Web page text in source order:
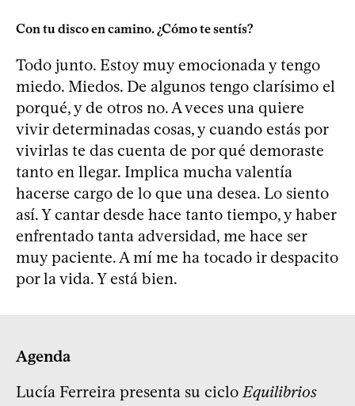
Con tu disco en camino. ¿Cómo te sentís?
Todo junto. Estoy muy emocionada y tengo
miedo. Miedos. De algunos tengo clarísimo el
porqué, y de otros no. A veces una quiere
vivir determinadas cosas, y cuando estás por
vivirlas te das cuenta de por qué demoraste
tanto en llegar. Implica mucha valentía
hacerse cargo de lo que una desea. Lo siento
así. Y cantar desde hace tanto tiempo, y haber
enfrentado tanta adversidad, me hace ser
muy paciente. A mí me ha tocado ir despacito
por la vida. Y está bien.
Agenda
Lucía Ferreira presenta su ciclo Equilibrios